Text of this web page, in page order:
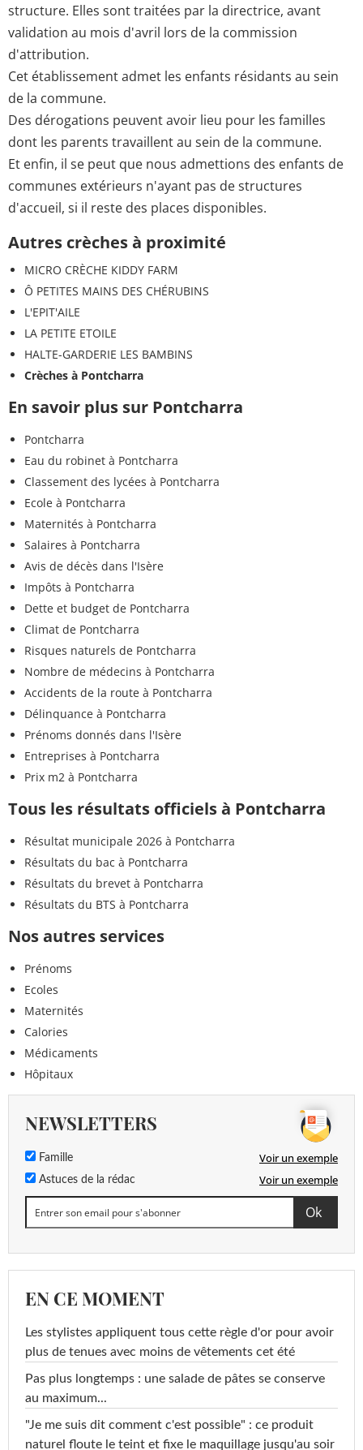
structure. Elles sont traitées par la directrice, avant
validation au mois d'avril lors de la commission
d'attribution.
Cet établissement admet les enfants résidants au sein
de la commune.
Des dérogations peuvent avoir lieu pour les familles
dont les parents travaillent au sein de la commune.
Et enfin, il se peut que nous admettions des enfants de
communes extérieurs n'ayant pas de structures
d'accueil, si il reste des places disponibles.
Autres crèches à proximité
MICRO CRÈCHE KIDDY FARM
Ô PETITES MAINS DES CHÉRUBINS
L'EPIT'AILE
LA PETITE ETOILE
HALTE-GARDERIE LES BAMBINS
Crèches à Pontcharra
En savoir plus sur Pontcharra
Pontcharra
Eau du robinet à Pontcharra
Classement des lycées à Pontcharra
Ecole à Pontcharra
Maternités à Pontcharra
Salaires à Pontcharra
Avis de décès dans l'Isère
Impôts à Pontcharra
Dette et budget de Pontcharra
Climat de Pontcharra
Risques naturels de Pontcharra
Nombre de médecins à Pontcharra
Accidents de la route à Pontcharra
Délinquance à Pontcharra
Prénoms donnés dans l'Isère
Entreprises à Pontcharra
Prix m2 à Pontcharra
Tous les résultats officiels à Pontcharra
Résultat municipale 2026 à Pontcharra
Résultats du bac à Pontcharra
Résultats du brevet à Pontcharra
Résultats du BTS à Pontcharra
Nos autres services
Prénoms
Ecoles
Maternités
Calories
Médicaments
Hôpitaux
NEWSLETTERS
Famille Voir un exemple
Astuces de la rédac Voir un exemple
EN CE MOMENT
Les stylistes appliquent tous cette règle d'or pour avoir
plus de tenues avec moins de vêtements cet été
Pas plus longtemps : une salade de pâtes se conserve
au maximum...
"Je me suis dit comment c'est possible" : ce produit
naturel floute le teint et fixe le maquillage jusqu'au soir